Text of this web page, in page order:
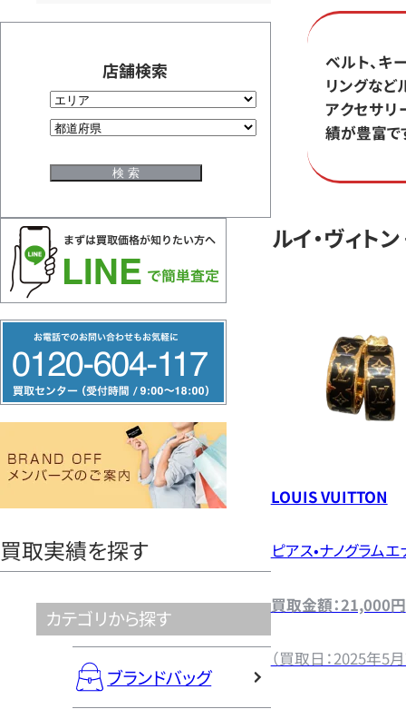
ら
BRAND
OFF
お
任
せ
く
だ
さ
い
店舗検索
リ
ー
ヤ
買取実績を探す
カテゴリから探す
ブランドバッグ
ベルト、キ
リングなど
アクセサ
績が豊富で
ルイ・ヴィト
LOUIS VUITTON
ピアス•ナノグラム
買取金額：21,000円
（買取日：2025年5